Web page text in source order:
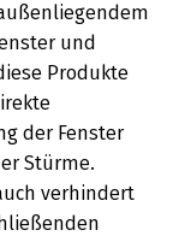
und
Produkte
der Fenster
Stürme.
verhindert